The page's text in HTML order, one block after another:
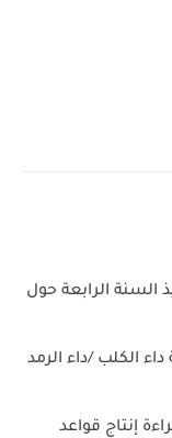
الكلب /داء الرمد